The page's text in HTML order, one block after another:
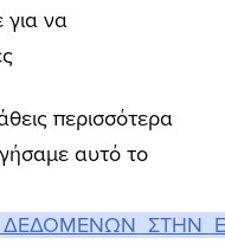
για να
περισσότερα
αυτό το